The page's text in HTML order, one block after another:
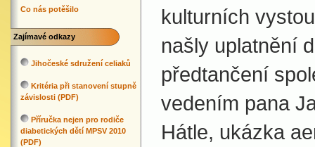
Co nás potěšilo
Zajímavé odkazy
Jihočeské sdružení celiaků
Kritéria při stanovení stupně
závislosti (PDF)
Příručka nejen pro rodiče
diabetických dětí MPSV 2010
(PDF)
kulturních
našly uplatnění
předtančení
vedením pana
Hátle, ukázka